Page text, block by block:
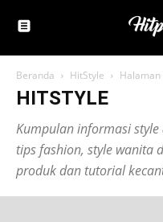
Beranda HitStyle Halaman
HITSTYLE
Kumpulan informasistyle
tipsfashion, style wanita
produk dan tutorial